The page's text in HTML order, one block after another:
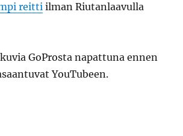
reitti ilman Riutanlaavulla
GoProsta napattuna ennen
YouTubeen.